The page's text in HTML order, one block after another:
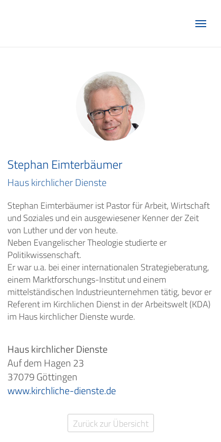
Stephan Eimterbäumer
Haus kirchlicher Dienste
Stephan Eimterbäumer ist Pastor für Arbeit, Wirtschaft
und Soziales und ein ausgewiesener Kenner der Zeit
von Luther und der von heute.
Neben Evangelischer Theologie studierte er
Politikwissenschaft.
Er war u.a. bei einer internationalen Strategieberatung,
einem Marktforschungs-Institut und einem
mittelständischen Industrieunternehmen tätig, bevor er
Referent im Kirchlichen Dienst in der Arbeitswelt (KDA)
im Haus kirchlicher Dienste wurde.
Haus kirchlicher Dienste
Auf dem Hagen 23
37079 Göttingen
www.kirchliche-dienste.de
Zurück zur Übersicht